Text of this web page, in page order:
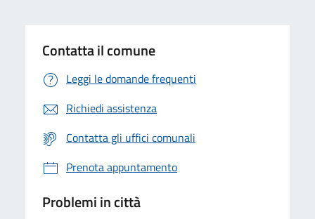
Contatta il comune
Leggi le domande frequenti
Richiedi assistenza
Contatta gli uffici comunali
Prenota appuntamento
Problemi in città